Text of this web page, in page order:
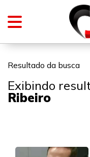
Resultado da busca
Exibindo
Ribeiro